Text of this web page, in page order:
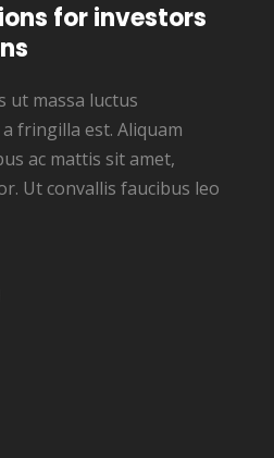
for investors
ut massa luctus
fringilla est. Aliquam
ac mattis sit amet,
Ut convallis faucibus leo